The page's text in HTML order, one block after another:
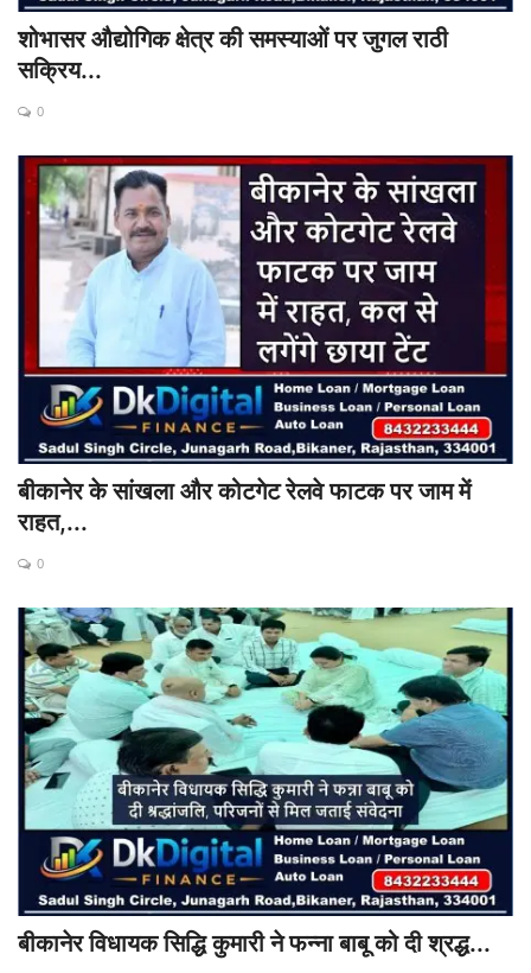
शोभासर औद्योगिक क्षेत्र की समस्याओं पर जुगल राठी
सक्रिय...
0
बीकानेर के सांखला और कोटगेट रेलवे फाटक पर जाम में
राहत,...
0
बीकानेर विधायक सिद्धि कुमारी ने फन्ना बाबू को दी श्रद्ध...